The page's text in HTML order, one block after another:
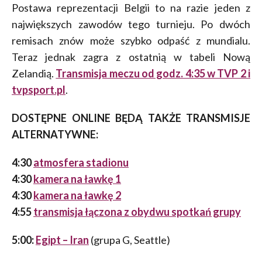
Postawa reprezentacji Belgii to na razie jeden z
największych zawodów tego turnieju. Po dwóch
remisach znów może szybko odpaść z mundialu.
Teraz jednak zagra z ostatnią w tabeli Nową
Zelandią. Transmisja meczu od godz. 4:35 w TVP 2 i
tvpsport.pl.
DOSTĘPNE ONLINE BĘDĄ TAKŻE TRANSMISJE
ALTERNATYWNE:
4:30atmosfera stadionu
4:30kamera na ławkę 1
4:30kamera na ławkę 2
4:55transmisja łączona z obydwu spotkań grupy
5:00:Egipt – Iran (grupa G, Seattle)